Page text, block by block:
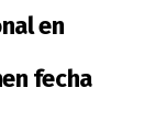
en
fecha